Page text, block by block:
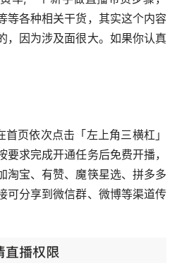
等各种相关干货，其实这个内容
，因为涉及面很大。如果你认真
首页依次点击「左上角三横杠」
要求完成开通任务后免费开播，
淘宝、有赞、魔筷星选、拼多多
可分享到微信群、微博等渠道传